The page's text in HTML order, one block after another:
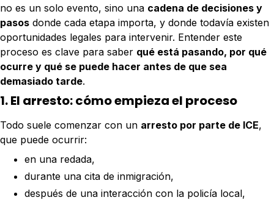
no es un solo evento, sino una cadena de decisiones y
pasos donde cada etapa importa, y donde todavía existen
oportunidades legales para intervenir. Entender este
proceso es clave para saber qué está pasando, por qué
ocurre y qué se puede hacer antes de que sea
demasiado tarde.
1. El arresto: cómo empieza el proceso
Todo suele comenzar con un arresto por parte de ICE,
que puede ocurrir:
en una redada,
durante una cita de inmigración,
después de una interacción con la policía local,